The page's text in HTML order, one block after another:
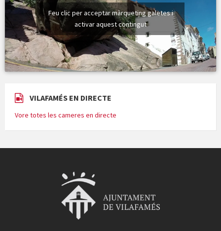
Feu clic per acceptar màrqueting galetes i
activar aquest contingut
VILAFAMÉS EN DIRECTE
Vore totes les cameres en directe